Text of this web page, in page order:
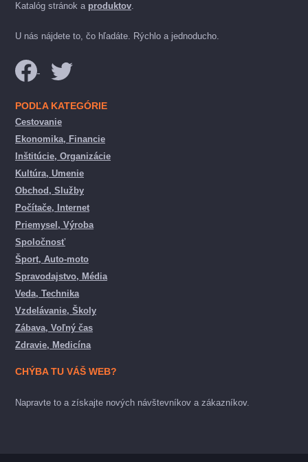
Katalóg stránok a produktov.
U nás nájdete to, čo hľadáte. Rýchlo a jednoducho.
PODĽA KATEGÓRIE
Cestovanie
Ekonomika, Financie
Inštitúcie, Organizácie
Kultúra, Umenie
Obchod, Služby
Počítače, Internet
Priemysel, Výroba
Spoločnosť
Šport, Auto-moto
Spravodajstvo, Média
Veda, Technika
Vzdelávanie, Školy
Zábava, Voľný čas
Zdravie, Medicína
CHÝBA TU VÁŠ WEB?
Napravte to a získajte nových návštevníkov a zákazníkov.